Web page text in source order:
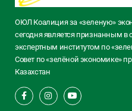
ОЮЛ Коалиция за «зеленую»
сегодня является признанным в
экспертным институтом по
Совет по «зелёной экономике»
Казахстан